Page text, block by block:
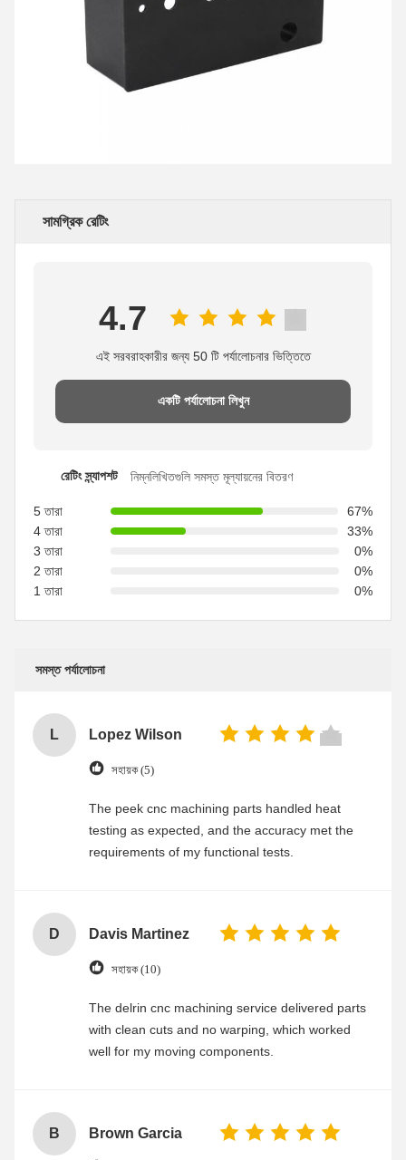
সামগ্রিক রেটিং
4.7
এই সরবরাহকারীর জন্য 50 টি পর্যালোচনার ভিত্তিতে
একটি পর্যালোচনা লিখুন
রেটিং স্ন্যাপশট নিম্নলিখিতগুলি সমস্ত মূল্যায়নের বিতরণ
5 তারা
67%
4 তারা
33%
3 তারা
0%
2 তারা
0%
1 তারা
0%
সমস্ত পর্যালোচনা
L Lopez Wilson
সহায়ক (5)
The peek cnc machining parts handled heat
testing as expected, and the accuracy met the
requirements of my functional tests.
D Davis Martinez
সহায়ক (10)
The delrin cnc machining service delivered parts
with clean cuts and no warping, which worked
well for my moving components.
B Brown Garcia